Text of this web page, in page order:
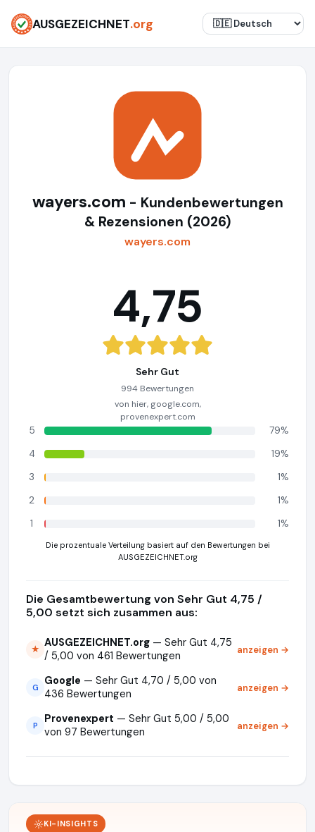
AUSGEZEICHNET.org
wayers.com - Kundenbewertungen
& Rezensionen (2026)
wayers.com
4,75
Sehr Gut
994 Bewertungen
von hier, google.com,
provenexpert.com
5
79%
4
19%
3
1%
2
1%
1
1%
Die prozentuale Verteilung basiert auf den Bewertungen bei
AUSGEZEICHNET.org
Die Gesamtbewertung von Sehr Gut 4,75 /
5,00 setzt sich zusammen aus:
★ AUSGEZEICHNET.org — Sehr Gut 4,75
/ 5,00 von 461 Bewertungen
anzeigen →
G Google — Sehr Gut 4,70 / 5,00 von
436 Bewertungen
anzeigen →
P Provenexpert — Sehr Gut 5,00 / 5,00
von 97 Bewertungen
anzeigen →
KI-INSIGHTS